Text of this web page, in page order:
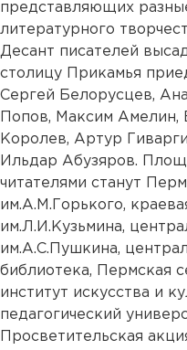
представляющих
литературного
Десант писателей
столицу Прикамья
Сергей Белорусцев,
Попов, Максим Амелин,
Королев, Артур
Ильдар Абузяров.
читателями станут
им.А.М.Горького,
им.Л.И.Кузьмина,
им.А.С.Пушкина,
библиотека, Пермская
институт искусства и
педагогический
Просветительская